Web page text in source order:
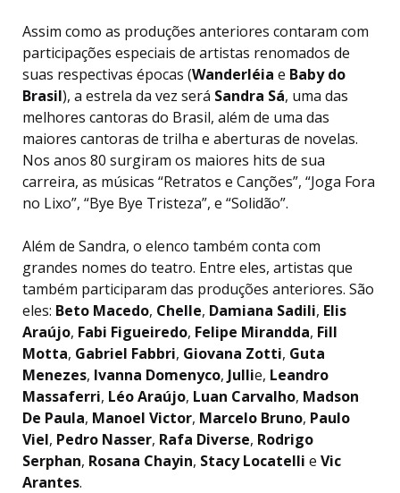
Assim como as produções anteriores contaram com
participações especiais de artistas renomados de
suas respectivas épocas (Wanderléia e Baby do
Brasil), a estrela da vez será Sandra Sá, uma das
melhores cantoras do Brasil, além de uma das
maiores cantoras de trilha e aberturas de novelas.
Nos anos 80 surgiram os maiores hits de sua
carreira, as músicas “Retratos e Canções”, “Joga Fora
no Lixo”, “Bye Bye Tristeza”, e “Solidão”.
Além de Sandra, o elenco também conta com
grandes nomes do teatro. Entre eles, artistas que
também participaram das produções anteriores. São
eles: Beto Macedo, Chelle, Damiana Sadili, Elis
Araújo, Fabi Figueiredo, Felipe Mirandda, Fill
Motta, Gabriel Fabbri, Giovana Zotti, Guta
Menezes, Ivanna Domenyco, Jullie, Leandro
Massaferri, Léo Araújo, Luan Carvalho, Madson
De Paula, Manoel Victor, Marcelo Bruno, Paulo
Viel, Pedro Nasser, Rafa Diverse, Rodrigo
Serphan, Rosana Chayin, Stacy Locatelli e Vic
Arantes.